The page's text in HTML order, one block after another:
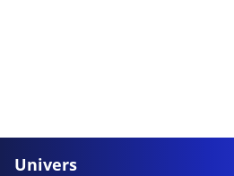
Univers